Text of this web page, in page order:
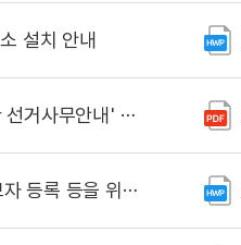
설치 안내
안내' 책자 게시
종 신고·신청 서식